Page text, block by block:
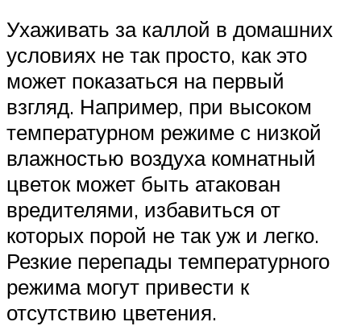
Ухаживать за каллой в домашних
условиях не так просто, как это
может показаться на первый
взгляд. Например, при высоком
температурном режиме с низкой
влажностью воздуха комнатный
цветок может быть атакован
вредителями, избавиться от
которых порой не так уж и легко.
Резкие перепады температурного
режима могут привести к
отсутствию цветения.